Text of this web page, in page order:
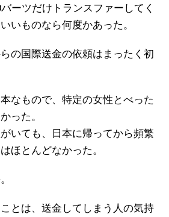
ーツだけトランスファーしてく
いものなら何度かあった。
の国際送金の依頼はまったく初
なもので、特定の女性とべった
った。
いても、日本に帰ってから頻繁
ほとんどなかった。
とは、送金してしまう人の気持